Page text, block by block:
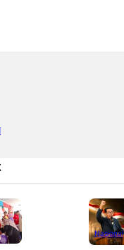
Nasional